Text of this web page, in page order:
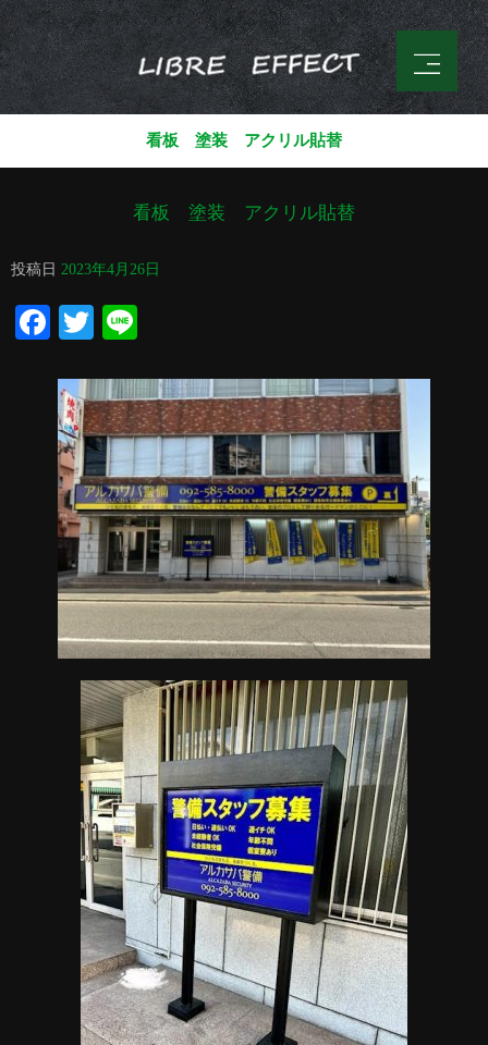
看板 塗装 アクリル貼替
看板 塗装 アクリル貼替
投稿日 2023年4月26日
Facebook
Twitter